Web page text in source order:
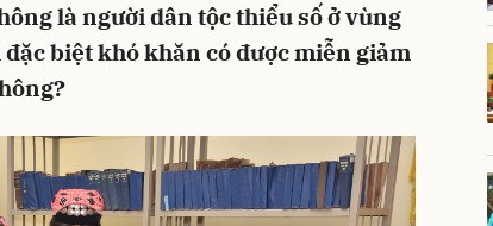
là người dân tộc thiểu số ở vùng
biệt khó khăn có được miễn giảm
Hủy